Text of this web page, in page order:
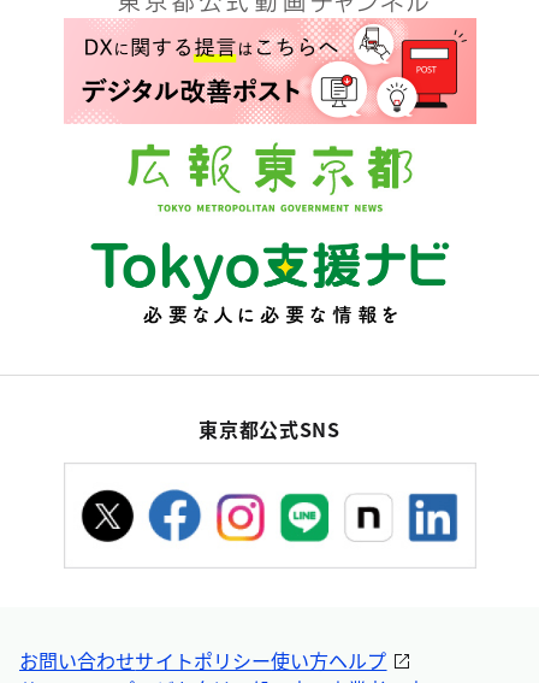
東京都公式SNS
お問い合わせサイトポリシー使い方ヘルプ